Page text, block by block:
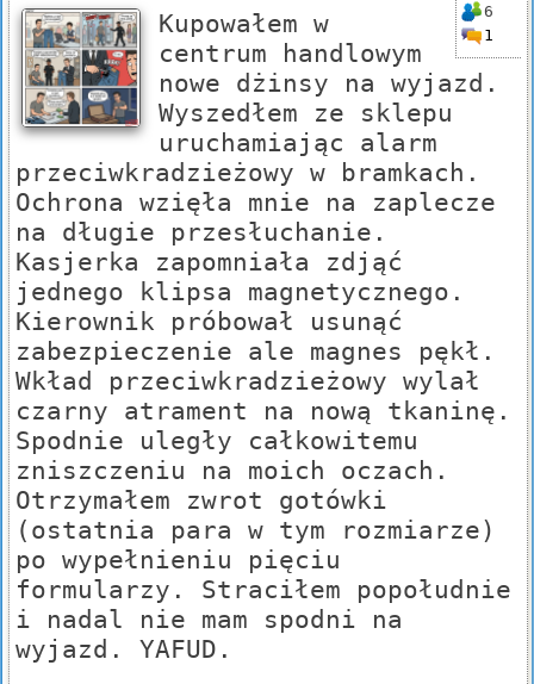
6
1
Kupowałem w
centrum handlowym
nowe dżinsy na wyjazd.
Wyszedłem ze sklepu
uruchamiając alarm
przeciwkradzieżowy w bramkach.
Ochrona wzięła mnie na zaplecze
na długie przesłuchanie.
Kasjerka zapomniała zdjąć
jednego klipsa magnetycznego.
Kierownik próbował usunąć
zabezpieczenie ale magnes pękł.
Wkład przeciwkradzieżowy wylał
czarny atrament na nową tkaninę.
Spodnie uległy całkowitemu
zniszczeniu na moich oczach.
Otrzymałem zwrot gotówki
(ostatnia para w tym rozmiarze)
po wypełnieniu pięciu
formularzy. Straciłem popołudnie
i nadal nie mam spodni na
wyjazd. YAFUD.